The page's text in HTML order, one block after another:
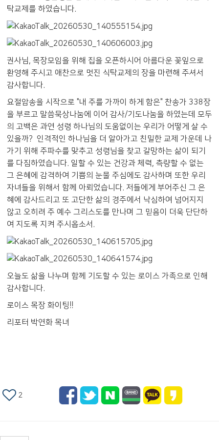
탁교제를 하였습니다.
권사님, 목장모임을 위해 집을 오픈하시어 아름다운 꽃잎으로
환영해 주시고 애찬으로 멋진 식탁교제의 장을 마련해 주셔서
감사합니다.
요절암송을 시작으로 "내 주를 가까이 하게 함은" 찬송가 338장
을 부르고 말씀묵상나눔에 이어 감사/기도나눔을 하였는데 모두
의 고백은 과연 성령 하나님의 도움없이는 우리가 어떻게 살 수
있을까? 인격적인 하나님을 더 알아가고 친밀한 교제 가운데 나
가기 위해 주파수를 맞추고 성령님을 찾고 갈망하는 삶이 되기
를 다짐하였습니다. 일할 수 있는 건강과 체력, 측량할 수 없는
그 은혜에 감격하여 기쁨의 눈물 주심에도 감사하며 또한 우리
자녀들을 위해서 함께 아뢰었습니다. 저들에게 부어주신 그 은
혜에 감사드리고 또 고단한 삶의 경주에서 낙심하여 넘어지지
않고 오히려 주 예수 그리스도를 만나며 그 믿음이 더욱 단단하
여 지도록 지켜 주시옵소서.
오늘도 삶을 나누며 함께 기도할 수 있는 로이스 가족으로 인해
감사합니다.
로이스 목장 화이팅!!
리포터 박연화 목녀
2